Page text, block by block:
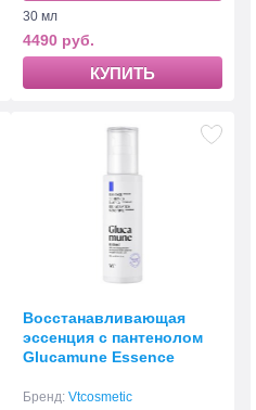
30 мл
4490 руб.
КУПИТЬ
Восстанавливающая
эссенция с пантенолом
Glucamune Essence
Бренд: Vtcosmetic